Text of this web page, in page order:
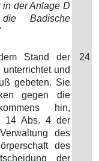
in der Anlage D
Badische
Stand der
und
gebeten. Sie
gegen die
hin,
14 Abs. 4 der
des
des
der
24